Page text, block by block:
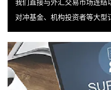
对冲基金、机构投资者等大型